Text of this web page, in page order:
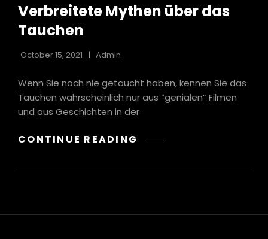
Verbreitete Mythen über das
Tauchen
October 15, 2021 Admin
Wenn Sie noch nie getaucht haben, kennen Sie das
Tauchen wahrscheinlich nur aus “genialen” Filmen
und aus Geschichten in der
CONTINUE READING VERBREITETE
ÜBER